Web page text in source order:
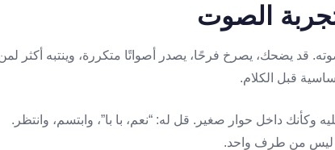
قد يضحك، يصرخ فرحًا، يصدر أصواتًا متكررة، وينتبه أكثر
قبل الكلام.
وكأنك داخل حوار صغير. قل له: “نعم، با با”، وابتسم، وانتظر.
ليس من طرف واحد.